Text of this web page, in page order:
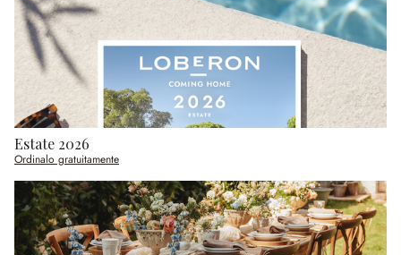
Estate 2026
Ordinalo gratuitamente